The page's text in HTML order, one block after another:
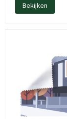
Bekijken